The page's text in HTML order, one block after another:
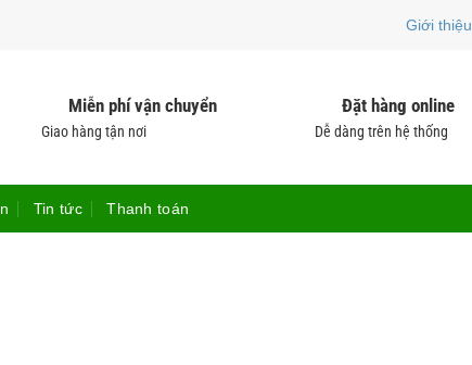
Giới thiệu
Miễn phí vận chuyển
Giao hàng tận nơi
Đặt hàng online
Dễ dàng trên hệ thống
Tin tức Thanh toán